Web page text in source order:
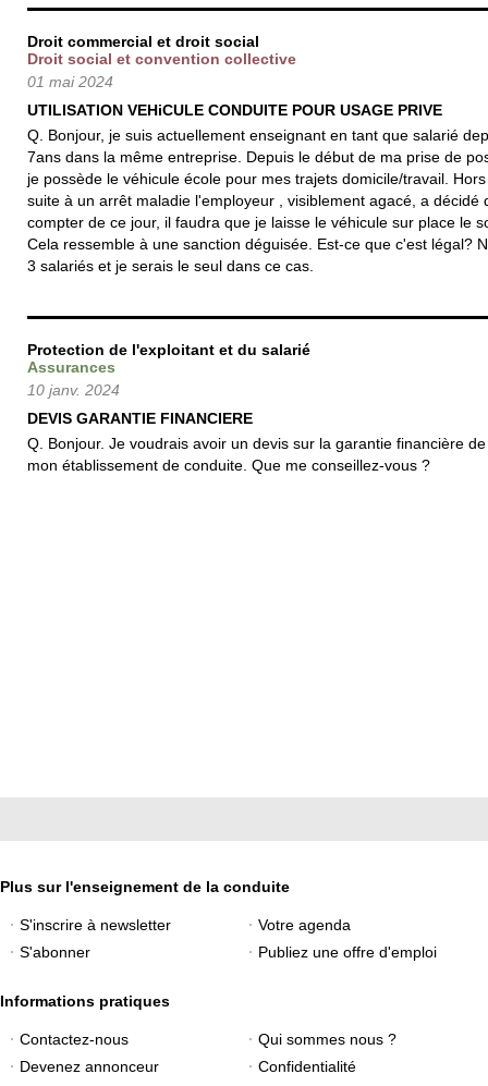
Droit commercial et droit social
Droit social et convention collective
01 mai 2024
UTILISATION VEHiCULE CONDUITE POUR USAGE PRIVE
Q. Bonjour, je suis actuellement enseignant en tant que salarié
7ans dans la même entreprise. Depuis le début de ma prise de
je possède le véhicule école pour mes trajets domicile/travail. Hors
suite à un arrêt maladie l'employeur , visiblement agacé, a décidé
compter de ce jour, il faudra que je laisse le véhicule sur place le
Cela ressemble à une sanction déguisée. Est-ce que c'est légal?
3 salariés et je serais le seul dans ce cas.
Protection de l'exploitant et du salarié
Assurances
10 janv. 2024
DEVIS GARANTIE FINANCIERE
Q. Bonjour. Je voudrais avoir un devis sur la garantie financière de
mon établissement de conduite. Que me conseillez-vous ?
Plus sur l'enseignement de la conduite
S'inscrire à newsletter
Votre agenda
S'abonner
Publiez une offre d'emploi
Informations pratiques
Contactez-nous
Qui sommes nous ?
Devenez annonceur
Confidentialité